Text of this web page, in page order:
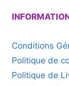
Conditions
Politique de
Politique de